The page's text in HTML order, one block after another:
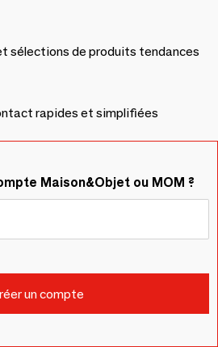
sélections de produits tendances
rapides et simplifiées
Maison&Objet ou MOM ?